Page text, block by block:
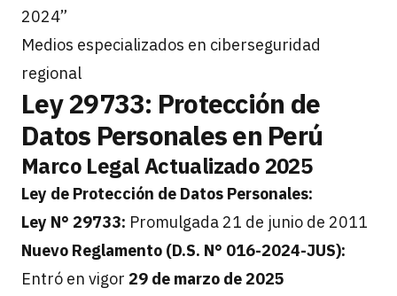
2024”
Medios especializados en ciberseguridad
regional
Ley 29733: Protección de
Datos Personales en Perú
Marco Legal Actualizado 2025
Ley de Protección de Datos Personales:
Ley N° 29733: Promulgada 21 de junio de 2011
Nuevo Reglamento (D.S. N° 016-2024-JUS):
Entró en vigor 29 de marzo de 2025